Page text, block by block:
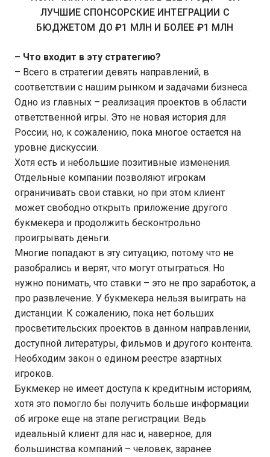
ЛУЧШИЕ СПОНСОРСКИЕ ИНТЕГРАЦИИ С
БЮДЖЕТОМ ДО ₽1 МЛН И БОЛЕЕ ₽1 МЛН
– Что входит в эту стратегию?
– Всего в стратегии девять направлений, в
соответствии с нашим рынком и задачами бизнеса.
Одно из главных – реализация проектов в области
ответственной игры. Это не новая история для
России, но, к сожалению, пока многое остается на
уровне дискуссии.
Хотя есть и небольшие позитивные изменения.
Отдельные компании позволяют игрокам
ограничивать свои ставки, но при этом клиент
может свободно открыть приложение другого
букмекера и продолжить бесконтрольно
проигрывать деньги.
Многие попадают в эту ситуацию, потому что не
разобрались и верят, что могут отыграться. Но
нужно понимать, что ставки – это не про заработок, а
про развлечение. У букмекера нельзя выиграть на
дистанции. К сожалению, пока нет больших
просветительских проектов в данном направлении,
доступной литературы, фильмов и другого контента.
Необходим закон о едином реестре азартных
игроков.
Букмекер не имеет доступа к кредитным историям,
хотя это помогло бы получить больше информации
об игроке еще на этапе регистрации. Ведь
идеальный клиент для нас и, наверное, для
большинства компаний – человек, заранее